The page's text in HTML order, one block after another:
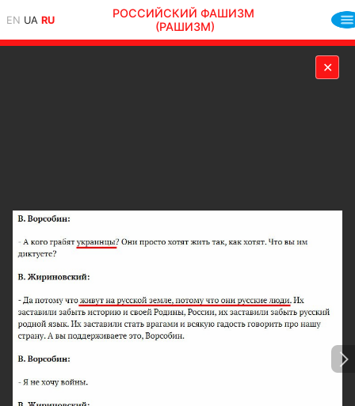
EN UA RU
РОССИЙСКИЙ ФАШИЗМ
(РАШИЗМ)
✕